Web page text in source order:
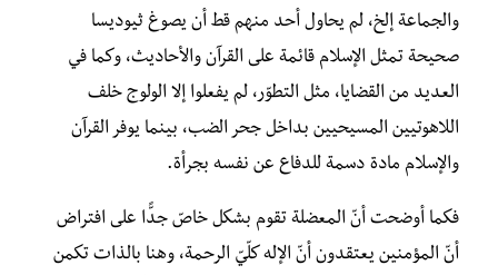
والجماعة إلخ، لم يحاول أحد منهم قط أن يصوغ ثيوديسا
صحيحة تمثل الإسلام قائمة على القرآن والأحاديث، وكما في
العديد من القضايا، مثل التطوّر، لم يفعلوا إلا الولوج خلف
اللاهوتيين المسيحيين بداخل جحر الضب، بينما يوفر القرآن
والإسلام مادة دسمة للدفاع عن نفسه بجرأة.
فكما أوضحت أنّ المعضلة تقوم بشكل خاصّ جدًّا على افتراض
أنّ المؤمنين يعتقدون أنّ الإله كلّيّ الرحمة، وهنا بالذات تكمن